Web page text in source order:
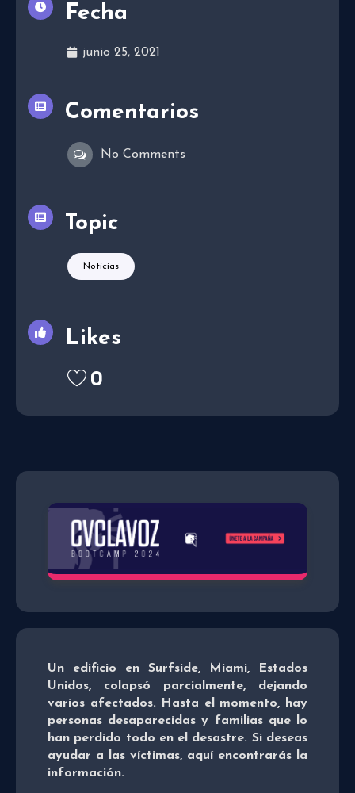
Un edificio en Surfside, Miami, Estados
Unidos, colapsó parcialmente, dejando
varios afectados. Hasta el momento, hay
personas desaparecidas y familias que lo
han perdido todo en el desastre. Si deseas
ayudar a las víctimas, aquí encontrarás la
información.
Fecha
junio 25, 2021
Comentarios
No Comments
Topic
Noticias
Likes
0